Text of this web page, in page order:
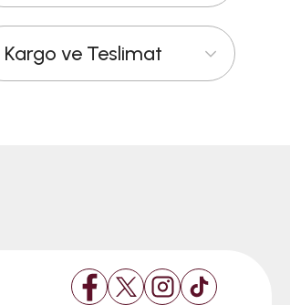
Kargo ve Teslimat